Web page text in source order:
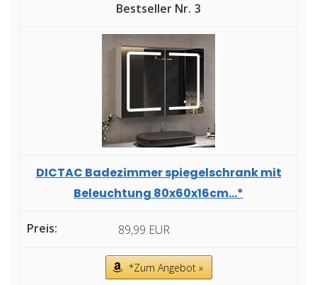
3
DICTAC Badezimmer spiegelschrank mit
Beleuchtung 80x60x16cm...*
89,99 EUR
*Zum Angebot »